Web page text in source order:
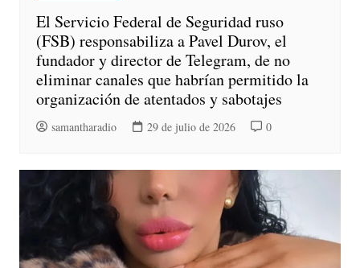
El Servicio Federal de Seguridad ruso
(FSB) responsabiliza a Pavel Durov, el
fundador y director de Telegram, de no
eliminar canales que habrían permitido la
organización de atentados y sabotajes
samantharadio 29 de julio de 2026 0